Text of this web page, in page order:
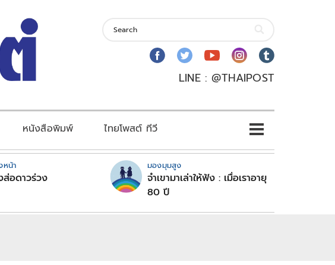
LINE : @THAIPOST
หนังสือพิมพ์ ไทยโพสต์ ทีวี
หน้า
ส่อดาวร่วง
มองมุมสูง
จำเขามาเล่าให้ฟัง : เมื่อเราอายุ
80 ปี